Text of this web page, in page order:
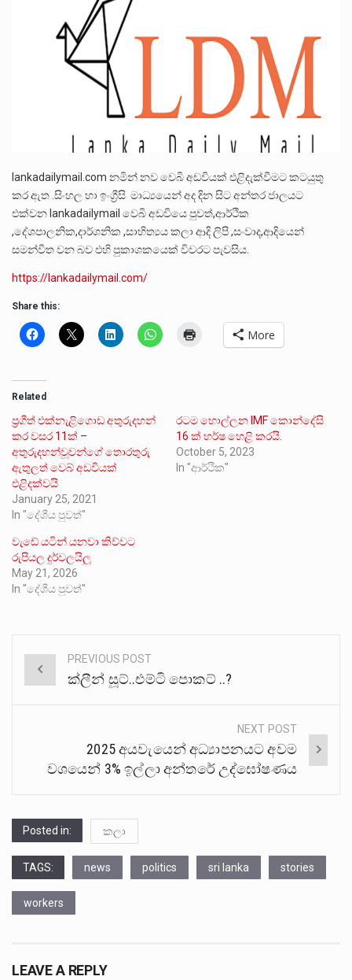
වත්මන් ආණ්ඩුවේ ප්‍රධාන පාර්ශවකරුවා වන ජනතා විමුක්ති පෙරමුණේ කාලයක පටන් තිබුණු ප්‍රධාන සටන් පාඨයක් වූවේ…
lankadailymail.com නමින් නව වෙබි අඩවියක් එළිදැක්වීමට කටයුතු
කර ඇත .සිංහල හා ඉංග්‍රීසි මාධ්‍යයෙන් අද දින සිට අන්තර ජාලයට
එක්වන lankadailymail වෙබි අඩවියෙ පුවත්,ආර්ථික
,දේශපාලනික,දාර්ශනික ,සාහිත්‍යය කලා ආදි ලිපි ,සංවාද,ආදියෙන්
සමන්විත වන බව එහි පුකාශකයෙක් විවරට පැවසිය.
https://lankadailymail.com/
Share this:
More
Related
ප්‍රගීත් එක්නැළිගොඩ අතුරුදහන්
කර වසර 11ක් –
අතුරුදහන්වූවන්ගේ තොරතුරු
ඇතුලත් වෙබ් අඩවියක්
එළිදක්වයි
January 25, 2021
In "දේශීය පුවත්"
රටම හොල්ලන IMF කොන්දේසි
16 ක් හර්ෂ හෙළි කරයි.
October 5, 2023
In "ආර්ථික"
වැඩේ යටින් යනවා කිව්වට
රුපියල දුර්වලයිලු
May 21, 2026
In "දේශීය පුවත්"
Post
navigation
PREVIOUS POST
ක්ලීන් සූට්..එම්ටි පොකට් ..?
NEXT POST
2025 අයවැයෙන් අධ්‍යාපනයට අවම
වශයෙන් 3% ඉල්ලා අන්තරේ උද්ඝෝෂණය
Posted in: කලා
TAGS: news politics sri lanka stories
workers
LEAVE A REPLY